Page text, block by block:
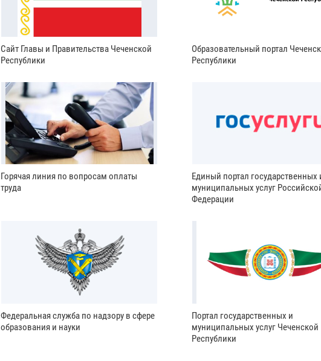
Сайт Главы и Правительства Чеченской
Республики
Образовательный портал
Республики
Горячая линия по вопросам оплаты
труда
Единый портал государственных
муниципальных услуг
Федерации
Федеральная служба по надзору в сфере
образования и науки
Портал государственных и
муниципальных услуг Чеченской
Республики